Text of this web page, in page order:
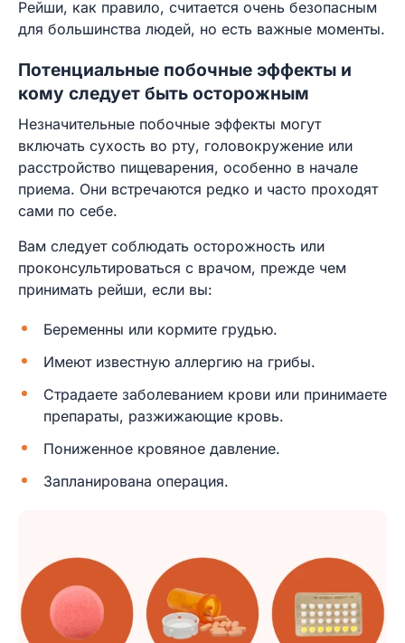
Рейши, как правило, считается очень безопасным
для большинства людей, но есть важные моменты.
Потенциальные побочные эффекты и
кому следует быть осторожным
Незначительные побочные эффекты могут
включать сухость во рту, головокружение или
расстройство пищеварения, особенно в начале
приема. Они встречаются редко и часто проходят
сами по себе.
Вам следует соблюдать осторожность или
проконсультироваться с врачом, прежде чем
принимать рейши, если вы:
Беременны или кормите грудью.
Имеют известную аллергию на грибы.
Страдаете заболеванием крови или принимаете
препараты, разжижающие кровь.
Пониженное кровяное давление.
Запланирована операция.